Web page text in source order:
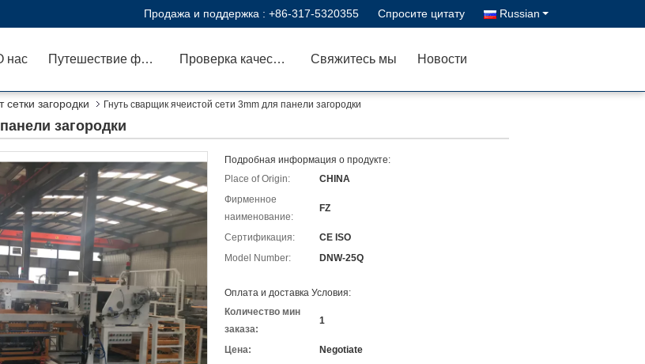
Продажа и поддержка : +86-317-5320355 Спросите цитату Russian
нас Путешествие фабрики Проверка качества Свяжитесь мы Новости
загородки Гнуть сварщик ячеистой сети 3mm для панели загородки
загородки
Подробная информация о продукте:
Place of Origin:
CHINA
Фирменное
наименование:
FZ
Сертификация:
CE ISO
Model Number:
DNW-25Q
Оплата и доставка Условия:
Количество мин
заказа:
1
Цена:
Negotiate